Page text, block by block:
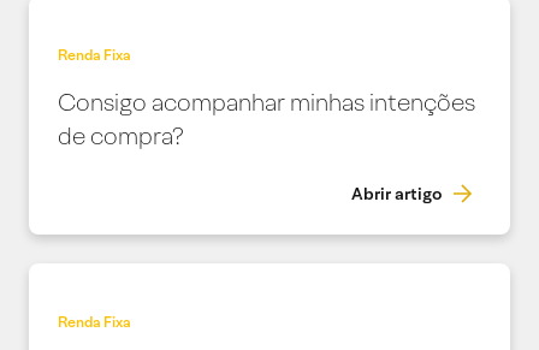
Renda Fixa
Consigo acompanhar minhas intenções
de compra?
Abrir artigo
Renda Fixa